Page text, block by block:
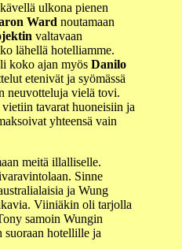
ulkona pienen
Ward noutamaan
valtavaan
lähellä hotelliamme.
koko ajan myös Danilo
etenivät ja syömässä
neuvotteluja vielä tovi.
tavarat huoneisiin ja
yhteensä vain
meitä illalliselle.
Sinne
ja Wung
Viiniäkin oli tarjolla
samoin Wungin
suoraan hotellille ja